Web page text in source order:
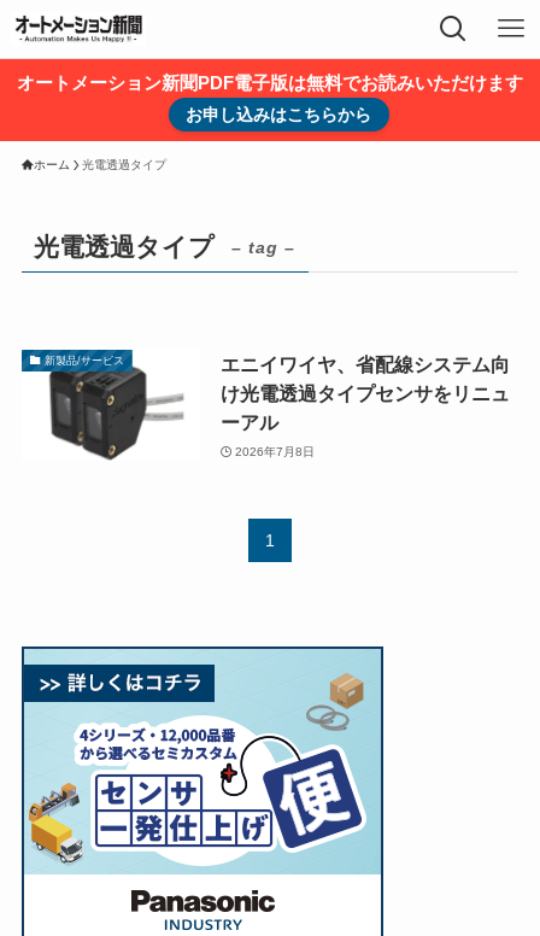
オートメーション新聞PDF電子版は無料でお読みいただけます
お申し込みはこちらから
ホーム 光電透過タイプ
光電透過タイプ – tag –
新製品/サービス
エニイワイヤ、省配線システム向
け光電透過タイプセンサをリニュ
ーアル
2026年7月8日
1